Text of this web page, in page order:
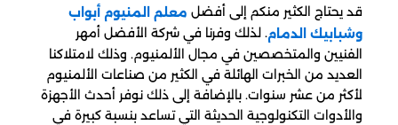
قد يحتاج الكثير منكم إلى أفضل معلم المنيوم أبواب
وشبابيك الدمام. لذلك وفرنا في شركة الأفضل أمهر
الفنيين والمتخصصين في مجال الألمنيوم. وذلك لامتلاكنا
العديد من الخبرات الهائلة في الكثير من صناعات الألمنيوم
لأكثر من عشر سنوات. بالإضافة إلى ذلك نوفر أحدث الأجهزة
والأدوات التكنولوجية الحديثة التي تساعد بنسبة كبيرة في